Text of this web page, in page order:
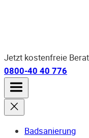
Jetzt kostenfreie
0800-40 40 776
Badsanierung